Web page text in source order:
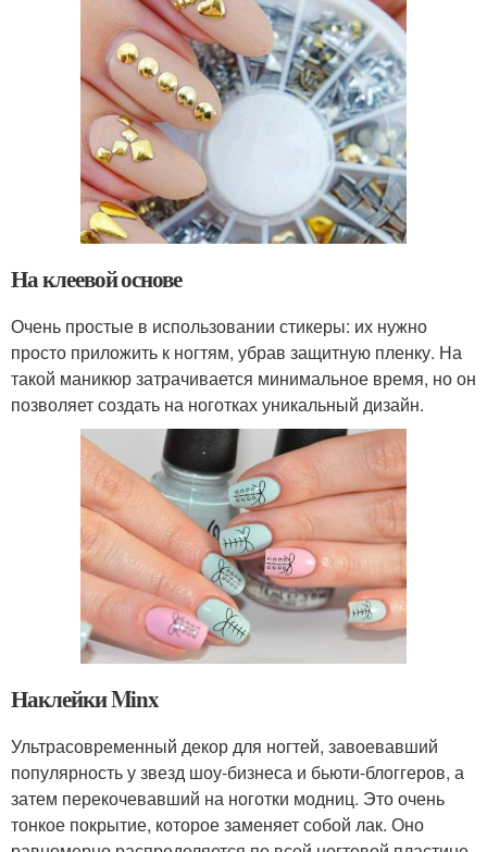
На клеевой основе
Очень простые в использовании стикеры: их нужно
просто приложить к ногтям, убрав защитную пленку. На
такой маникюр затрачивается минимальное время, но он
позволяет создать на ноготках уникальный дизайн.
Наклейки Minx
Ультрасовременный декор для ногтей, завоевавший
популярность у звезд шоу-бизнеса и бьюти-блоггеров, а
затем перекочевавший на ноготки модниц. Это очень
тонкое покрытие, которое заменяет собой лак. Оно